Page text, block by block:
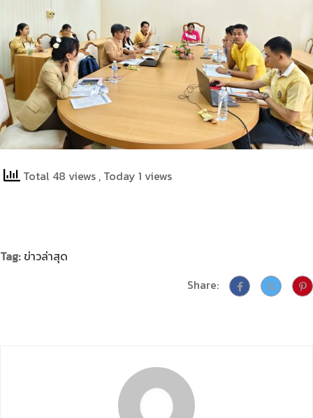
Total 48 views , Today 1 views
Tag: ข่าวล่าสุด
Share: